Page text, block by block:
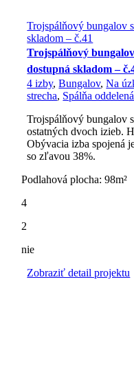
Trojspálňový bungalov
skladom – č.41
Trojspálňový
dostupná skladom –
4 izby,Bungalov,Na
strecha, Spálňa
Trojspálňový bungalov
ostatných dvoch izieb.
Obývacia izba spojená
so zľavou 38%.
Podlahová plocha: 98m²
4
2
nie
Zobraziť detail projektu